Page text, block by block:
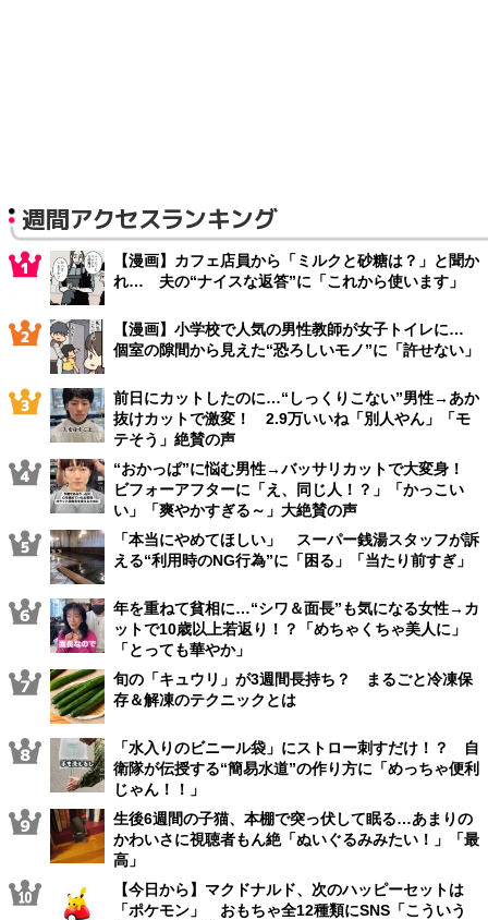
週間アクセスランキング
【漫画】カフェ店員から「ミルクと砂糖は？」と聞か
れ… 夫の“ナイスな返答”に「これから使います」
【漫画】小学校で人気の男性教師が女子トイレに…
個室の隙間から見えた“恐ろしいモノ”に「許せない」
前日にカットしたのに…“しっくりこない”男性→あか
抜けカットで激変！ 2.9万いいね「別人やん」「モ
テそう」絶賛の声
“おかっぱ”に悩む男性→バッサリカットで大変身！
ビフォーアフターに「え、同じ人！？」「かっこい
い」「爽やかすぎる～」大絶賛の声
「本当にやめてほしい」 スーパー銭湯スタッフが訴
える“利用時のNG行為”に「困る」「当たり前すぎ」
年を重ねて貧相に…“シワ＆面長”も気になる女性→カ
ットで10歳以上若返り！？「めちゃくちゃ美人に」
「とっても華やか」
旬の「キュウリ」が3週間長持ち？ まるごと冷凍保
存＆解凍のテクニックとは
「水入りのビニール袋」にストロー刺すだけ！？ 自
衛隊が伝授する“簡易水道”の作り方に「めっちゃ便利
じゃん！！」
生後6週間の子猫、本棚で突っ伏して眠る…あまりの
かわいさに視聴者もん絶「ぬいぐるみみたい！」「最
高」
【今日から】マクドナルド、次のハッピーセットは
「ポケモン」 おもちゃ全12種類にSNS「こういう